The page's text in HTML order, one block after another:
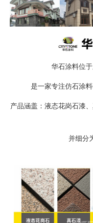
华石涂料位
是一家专注仿石涂
产品涵盖：液态花岗石漆
并细分